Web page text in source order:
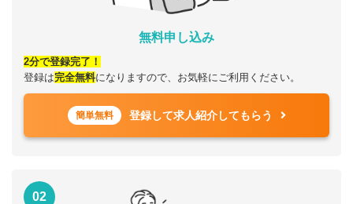
無料申し込み
2分で登録完了！
登録は完全無料になりますので、お気軽にご利用ください。
簡単無料 登録して求人紹介してもらう
02